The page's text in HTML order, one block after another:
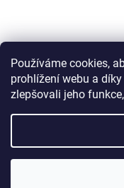
Používáme cookies,
prohlížení webu a
zlepšovali jeho
Copyright 2026